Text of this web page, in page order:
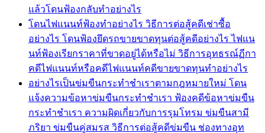
แล้วโดนฟ้องกลับทำอย่างไร
โดนไฟแนนท์ฟ้องทำอย่างไร วิธีการต่อสู้คดีเช่าซื้อ
อย่างไร โดนฟ้องยึดรถขายขาดทุนต่อสู้คดีอย่างไร ไฟแน
นท์ฟ้องเรียกราคาที่ขาดอยู่ได้หรือไม่ วิธีการอุทธรณ์ฏีกา
คดีไฟแนนท์หรือคดีไฟแนนท์คดีขายขาดทุนทำอย่างไร
อย่างไรเป็นข่มขืนกระทำชำเราตามกฎหมายใหม่ โดน
แจ้งความข้อหาข่มขืนกระทำชำเรา ฟ้องคดีข้อหาข่มขืน
กระทำชำเรา ความผิดเกี่ยวกับการรุมโทรม ข่มขืนสามี
ภริยา ข่มขืนคู่สมรส วิธีการต่อสู้คดีข่มขืน ช่องทางอุท